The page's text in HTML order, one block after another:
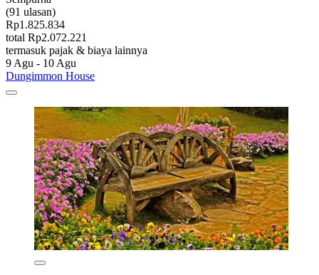
(91 ulasan)
Rp1.825.834
total Rp2.072.221
termasuk pajak & biaya lainnya
9 Agu - 10 Agu
Dungimmon House